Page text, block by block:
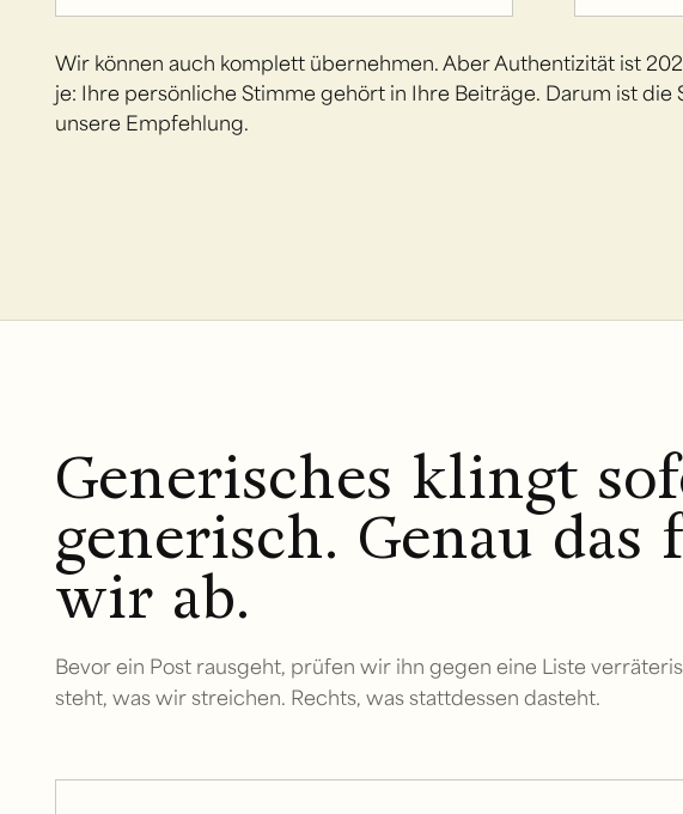
Wir können auch komplett übernehmen. Aber Authentizität ist
je: Ihre persönliche Stimme gehört in Ihre Beiträge. Darum ist die
unsere Empfehlung.
Generisches klingt
generisch. Genau das
wir ab.
Bevor ein Post rausgeht, prüfen wir ihn gegen eine Liste
steht, was wir streichen. Rechts, was stattdessen dasteht.